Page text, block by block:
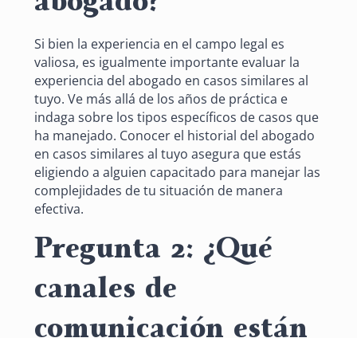
Si bien la experiencia en el campo legal es
valiosa, es igualmente importante evaluar la
experiencia del abogado en casos similares al
tuyo. Ve más allá de los años de práctica e
indaga sobre los tipos específicos de casos que
ha manejado. Conocer el historial del abogado
en casos similares al tuyo asegura que estás
eligiendo a alguien capacitado para manejar las
complejidades de tu situación de manera
efectiva.
Pregunta 2: ¿Qué
canales de
comunicación están